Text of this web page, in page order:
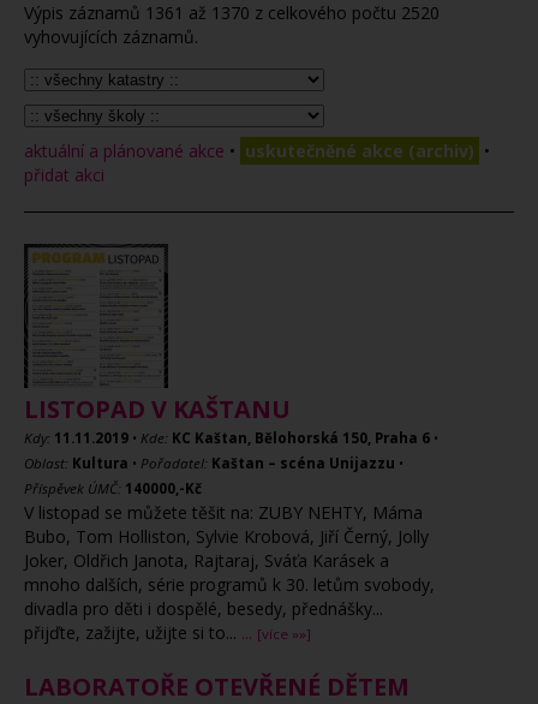
Výpis záznamů 1361 až 1370 z celkového počtu 2520
vyhovujících záznamů.
aktuální a plánované akce • uskutečněné akce (archiv) •
přidat akci
LISTOPAD V KAŠTANU
Kdy: 11.11.2019 • Kde: KC Kaštan, Bělohorská 150, Praha 6 •
Oblast: Kultura • Pořadatel: Kaštan – scéna Unijazzu •
Příspěvek ÚMČ: 140000,-Kč
V listopad se můžete těšit na: ZUBY NEHTY, Máma
Bubo, Tom Holliston, Sylvie Krobová, Jiří Černý, Jolly
Joker, Oldřich Janota, Rajtaraj, Sváťa Karásek a
mnoho dalších, série programů k 30. letům svobody,
divadla pro děti i dospělé, besedy, přednášky...
přijďte, zažijte, užijte si to... ... [více »»]
LABORATOŘE OTEVŘENÉ DĚTEM